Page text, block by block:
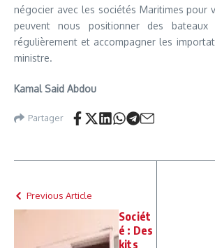
négocier avec les sociétés Maritimes pour
peuvent nous positionner des
régulièrement et accompagner les
ministre.
Kamal Said Abdou
Partager
Previous Article
Sociét
é : Des
kits